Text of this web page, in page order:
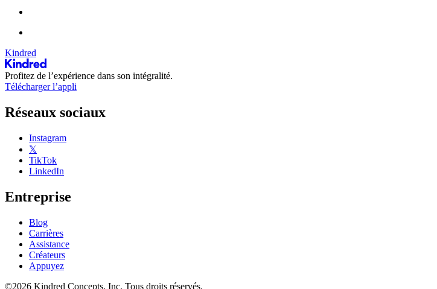
Kindred
Profitez de l’expérience dans son intégralité.
Télécharger l’appli
Réseaux sociaux
Instagram
𝕏
TikTok
LinkedIn
Entreprise
Blog
Carrières
Assistance
Créateurs
Appuyez
©2026 Kindred Concepts, Inc. Tous droits réservés.